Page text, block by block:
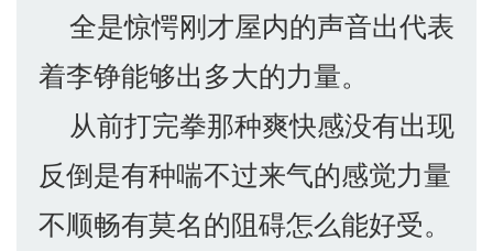
全是惊愕刚才屋内的声音出代表
着李铮能够出多大的力量。
从前打完拳那种爽快感没有出现
反倒是有种喘不过来气的感觉力量
不顺畅有莫名的阻碍怎么能好受。